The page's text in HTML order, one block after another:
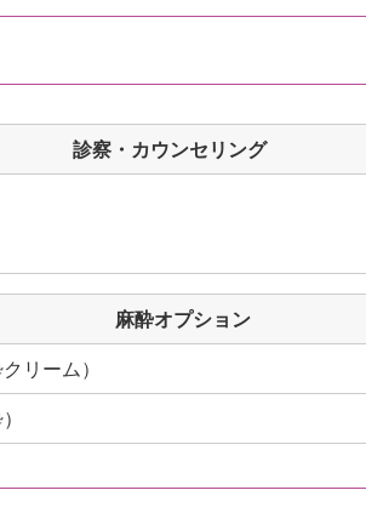
診察・カウンセリング
麻酔オプション
リーム）